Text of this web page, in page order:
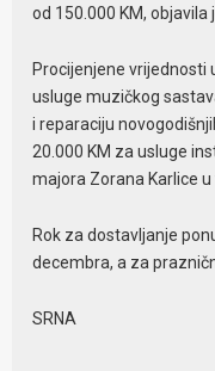
od 150.000 KM, objavila
Procijenjene vrijednosti
usluge muzičkog
i reparaciju
20.000 KM za usluge
majora Zorana Karlice u
Rok za dostavljanje
decembra, a za
SRNA